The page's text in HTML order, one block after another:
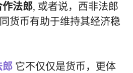
作法郎, 或者说，西非法郎
货币有助于维持其经济稳
郎 它不仅仅是货币，更体